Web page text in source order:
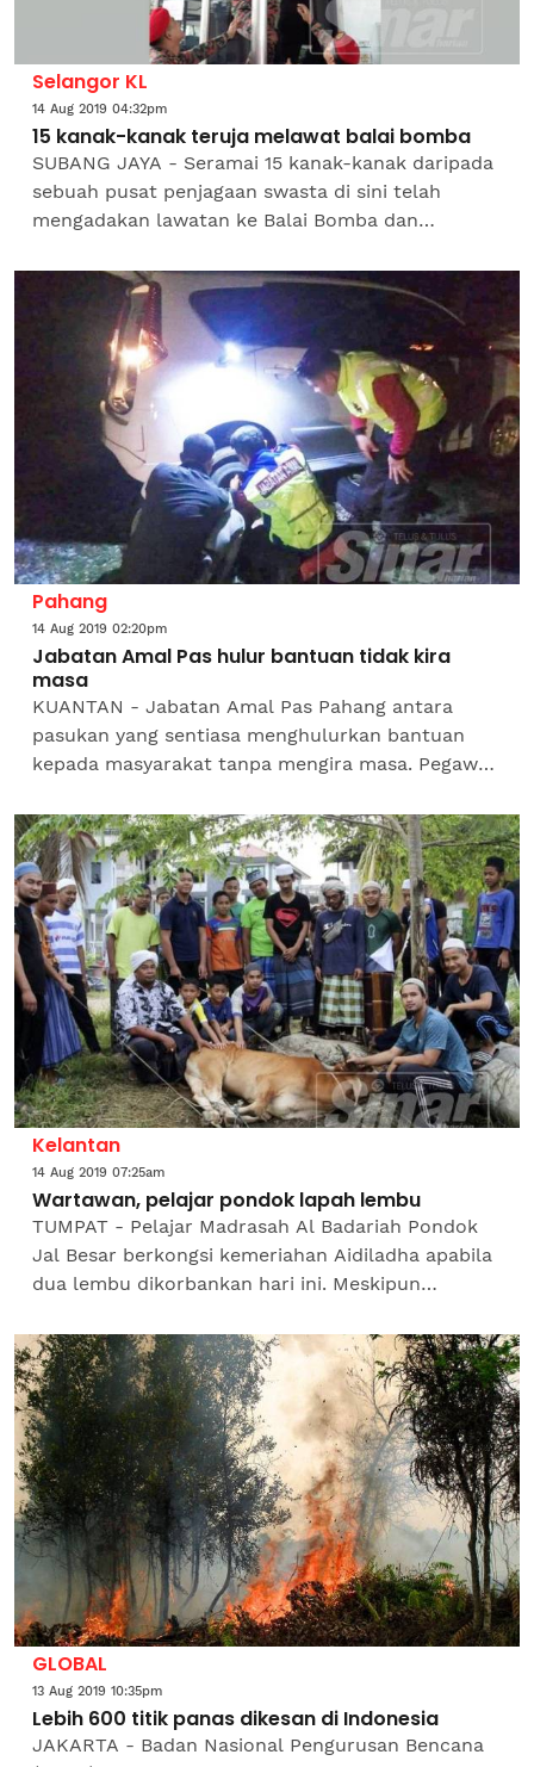
Selangor KL
14 Aug 2019 04:32pm
15 kanak-kanak teruja melawat balai bomba
SUBANG JAYA - Seramai 15 kanak-kanak daripada
sebuah pusat penjagaan swasta di sini telah
mengadakan lawatan ke Balai Bomba dan
Undangan Negeri (ADUN)...
Pahang
14 Aug 2019 02:20pm
Jabatan Amal Pas hulur bantuan tidak kira
masa
KUANTAN - Jabatan Amal Pas Pahang antara
pasukan yang sentiasa menghulurkan bantuan
kepada masyarakat tanpa mengira masa. Pegawai
Mohd Nasir berkata,...
Kelantan
14 Aug 2019 07:25am
Wartawan, pelajar pondok lapah lembu
TUMPAT - Pelajar Madrasah Al Badariah Pondok
Jal Besar berkongsi kemeriahan Aidiladha apabila
dua lembu dikorbankan hari ini. Meskipun
akibat kebakaran besar...
GLOBAL
13 Aug 2019 10:35pm
Lebih 600 titik panas dikesan di Indonesia
JAKARTA - Badan Nasional Pengurusan Bencana